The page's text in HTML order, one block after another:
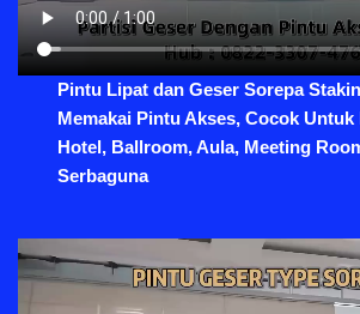
Pintu Lipat dan Geser Sorepa
Memakai Pintu Akses, Cocok Untuk
Hotel, Ballroom, Aula, Meeting
Serbaguna